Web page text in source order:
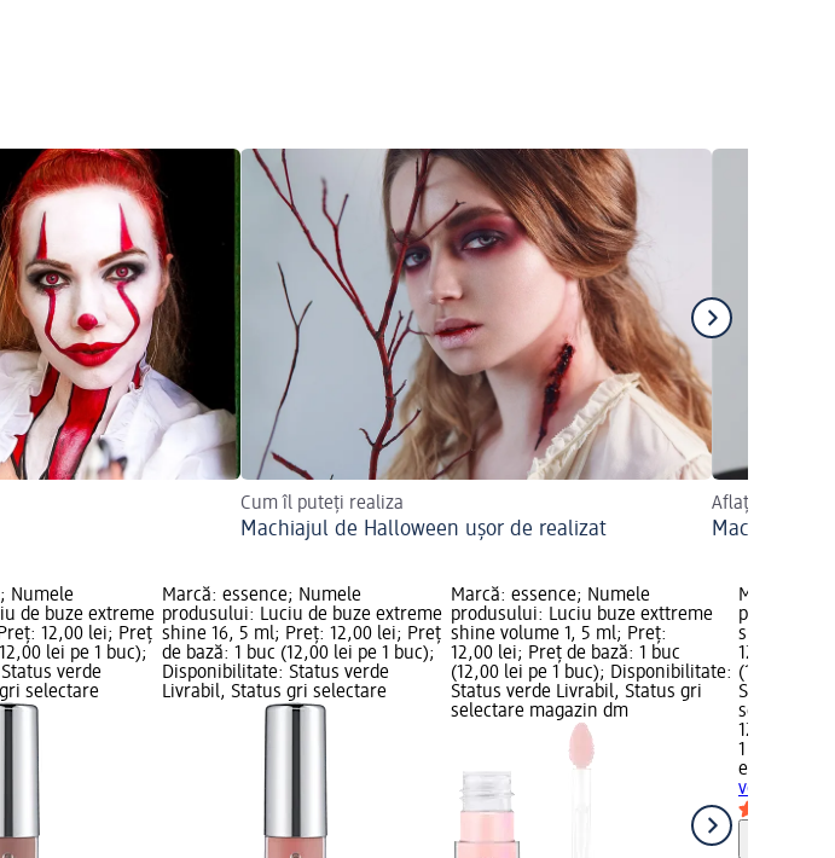
Cum îl puteți realiza
Machiajul de Halloween ușor de realizat
Aflați mai
Machiaj de
Numele
de buze extreme
12,00 lei; Preț
lei pe 1 buc);
verde
selectare
Marcă: essence; Numele
produsului: Luciu de buze extreme
shine 16, 5 ml; Preț: 12,00 lei; Preț
de bază: 1 buc (12,00 lei pe 1 buc);
Disponibilitate: Status verde
Livrabil, Status gri selectare
Marcă: essence; Numele
produsului: Luciu buze exttreme
shine volume 1, 5 ml; Preț:
12,00 lei; Preț de bază: 1 buc
(12,00 lei pe 1 buc); Disponibilitate:
Status verde Livrabil, Status gri
selectare magazin dm
Marcă:
produsului:
shine
12,00 lei;
(12,00 lei
Status
selectare
12,00 lei
1 buc
essence
volume 2,